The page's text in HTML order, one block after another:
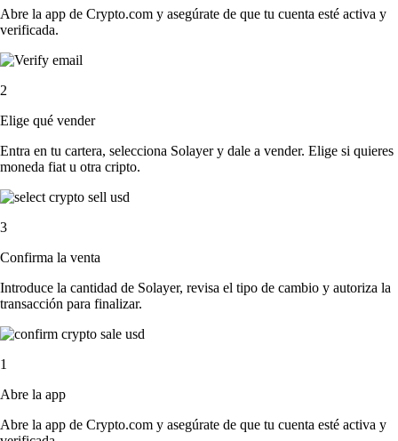
Abre la app de Crypto.com y asegúrate de que tu cuenta esté activa y
verificada.
2
Elige qué vender
Entra en tu cartera, selecciona Solayer y dale a vender. Elige si quieres
moneda fiat u otra cripto.
3
Confirma la venta
Introduce la cantidad de Solayer, revisa el tipo de cambio y autoriza la
transacción para finalizar.
1
Abre la app
Abre la app de Crypto.com y asegúrate de que tu cuenta esté activa y